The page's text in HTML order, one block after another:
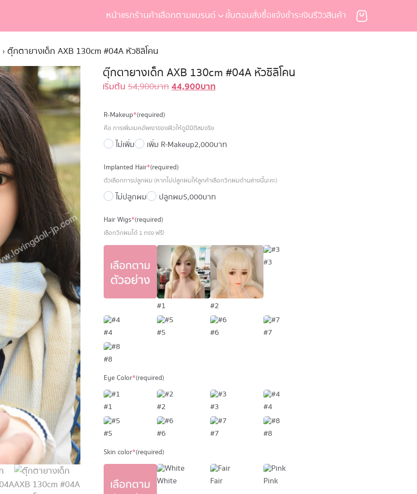
หน้าเเรกร้านค้าเลือกตามแบรนด์ ขั้นตอนสั่งซื้อแจ้งชำระเงินรีวิวสินค้า
› ตุ๊กตายางเด็ก AXB 130cm #04A หัวซิลิโคน
ตุ๊กตายางเด็ก AXB 130cm #04A หัวซิลิโคน
เริ่มต้น 54,900บาทOriginal
54,900 บาท.
44,900บาทCurrent
R-Makeup*(required)
คือ การเพิ่มเมคอัพเงาของผิวให้ดูมีมิติสมจริง
ไม่เพิ่ม เพิ่ม R-Makeup2,000 บาท
Implanted Hair*(required)
ตัวเลือกการปลูกผม (หากไม่ปลูกผมให้ลูกค้าเลือกวิกผมด้านล่างนี้นะคะ)
ไม่ปลูกผม ปลูกผม5,000 บาท
Hair Wigs*(required)
เลือกวิกผมได้ 1 ทรง ฟรี!
#1 #2
#3
#4 #5 #6 #7
#8
Eye Color*(required)
#1 #2 #3 #4
#5 #6 #7 #8
Skin color*(required)
White Fair Pink